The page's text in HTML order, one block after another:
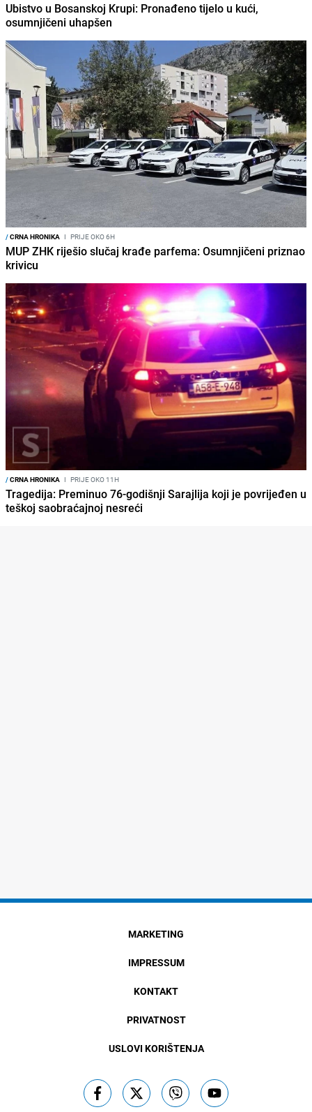
Ubistvo u Bosanskoj Krupi: Pronađeno tijelo u kući,
osumnjičeni uhapšen
/CRNA HRONIKA I PRIJE OKO 6H
MUP ZHK riješio slučaj krađe parfema: Osumnjičeni priznao
krivicu
/CRNA HRONIKA I PRIJE OKO 11H
Tragedija: Preminuo 76-godišnji Sarajlija koji je povrijeđen u
teškoj saobraćajnoj nesreći
MARKETING
IMPRESSUM
KONTAKT
PRIVATNOST
USLOVI KORIŠTENJA